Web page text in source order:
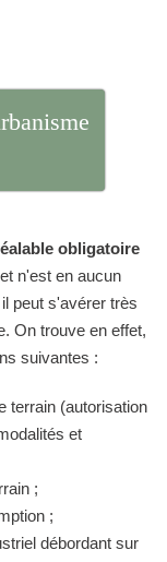
obligatoire
et n'est en aucun
peut s'avérer très
On trouve en effet,
suivantes :
terrain (autorisation
et
;
;
débordant sur